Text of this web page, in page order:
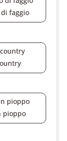
faggio
pioppo